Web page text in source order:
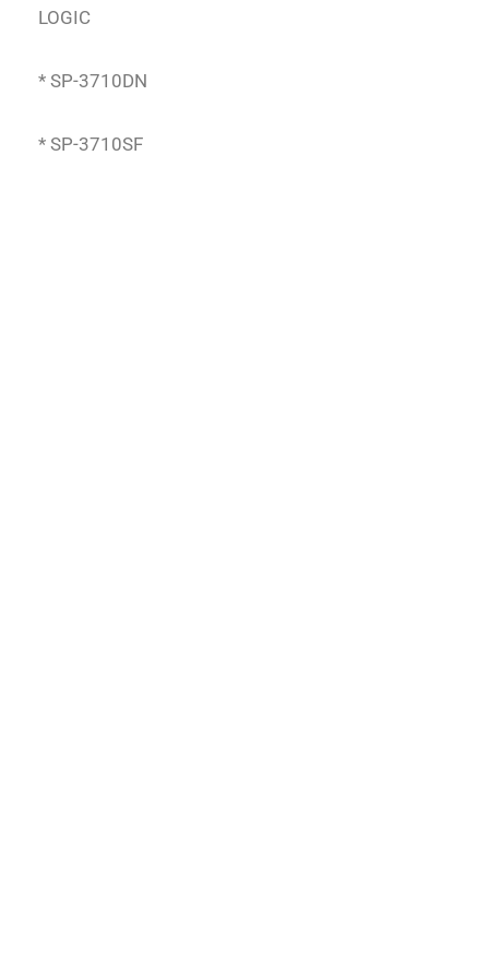
LOGIC
* SP-3710DN
* SP-3710SF